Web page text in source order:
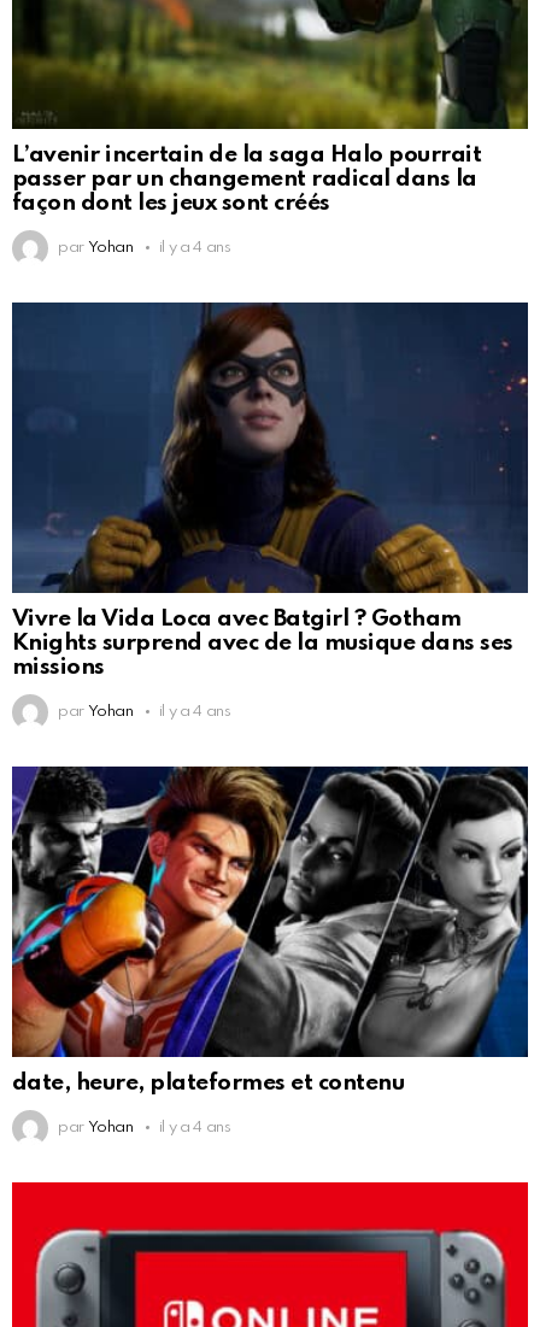
L’avenir incertain de la saga Halo pourrait
passer par un changement radical dans la
façon dont les jeux sont créés
par Yohan il y a 4 ans
Vivre la Vida Loca avec Batgirl ? Gotham
Knights surprend avec de la musique dans ses
missions
par Yohan il y a 4 ans
date, heure, plateformes et contenu
par Yohan il y a 4 ans